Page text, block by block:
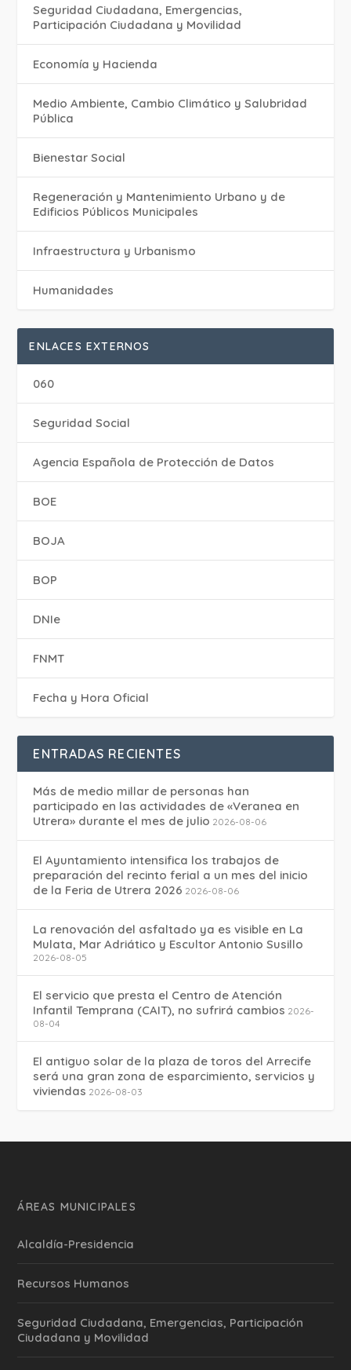
Seguridad Ciudadana, Emergencias,
Participación Ciudadana y Movilidad
Economía y Hacienda
Medio Ambiente, Cambio Climático y Salubridad
Pública
Bienestar Social
Regeneración y Mantenimiento Urbano y de
Edificios Públicos Municipales
Infraestructura y Urbanismo
Humanidades
ENLACES EXTERNOS
060
Seguridad Social
Agencia Española de Protección de Datos
BOE
BOJA
BOP
DNIe
FNMT
Fecha y Hora Oficial
ENTRADAS RECIENTES
Más de medio millar de personas han
participado en las actividades de «Veranea en
Utrera» durante el mes de julio 2026-08-06
El Ayuntamiento intensifica los trabajos de
preparación del recinto ferial a un mes del inicio
de la Feria de Utrera 2026 2026-08-06
La renovación del asfaltado ya es visible en La
Mulata, Mar Adriático y Escultor Antonio Susillo
2026-08-05
El servicio que presta el Centro de Atención
Infantil Temprana (CAIT), no sufrirá cambios 2026-
08-04
El antiguo solar de la plaza de toros del Arrecife
será una gran zona de esparcimiento, servicios y
viviendas 2026-08-03
ÁREAS MUNICIPALES
Alcaldía-Presidencia
Recursos Humanos
Seguridad Ciudadana, Emergencias, Participación
Ciudadana y Movilidad